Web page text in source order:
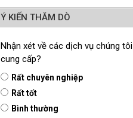
Ý KIẾN THĂM DÒ
Nhận xét về các dịch vụ chúng tôi
cung cấp?
Rất chuyên nghiệp
Rất tốt
Bình thường